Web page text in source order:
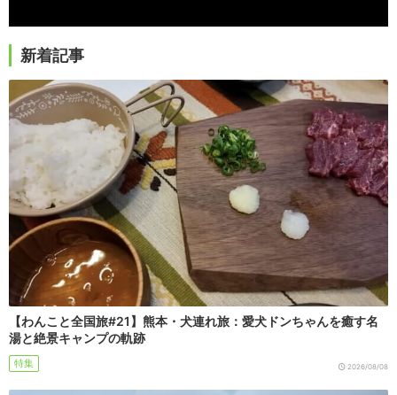
新着記事
【わんこと全国旅#21】熊本・犬連れ旅：愛犬ドンちゃんを癒す名
湯と絶景キャンプの軌跡
特集 2026/08/08